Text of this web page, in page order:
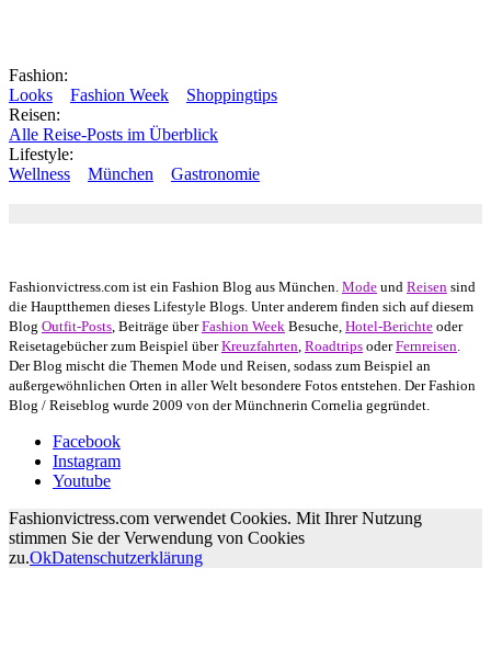
Fashion:
Looks
Fashion Week
Shoppingtips
Reisen:
Alle Reise-Posts im Überblick
Lifestyle:
Wellness
München Gastronomie
Fashionvictress.com ist ein Fashion Blog aus München. Mode und Reisen sind
die Hauptthemen dieses Lifestyle Blogs. Unter anderem finden sich auf diesem
Blog Outfit-Posts , Beiträge überFashion Week Besuche, Hotel-Berichte oder
Reisetagebücher zum Beispiel überKreuzfahrten Roadtrips oderFernreisen
Der Blog mischt die Themen Mode und Reisen, sodass zum Beispiel an
außergewöhnlichen Orten in aller Welt besondere Fotos entstehen. Der Fashion
Blog / Reiseblog wurde 2009 von der Münchnerin Cornelia gegründet.
Facebook
Instagram
Youtube
Fashionvictress.com verwendet Cookies. Mit Ihrer Nutzung
stimmen Sie der Verwendung von Cookies
zu.OkDatenschutzerklärung